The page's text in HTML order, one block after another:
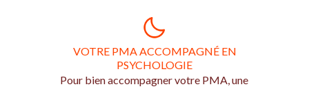
VOTRE PMA ACCOMPAGNÉ EN
PSYCHOLOGIE
Pour bien accompagner votre PMA, une